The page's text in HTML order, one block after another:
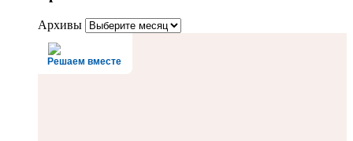
Архивы
Решаем вместе